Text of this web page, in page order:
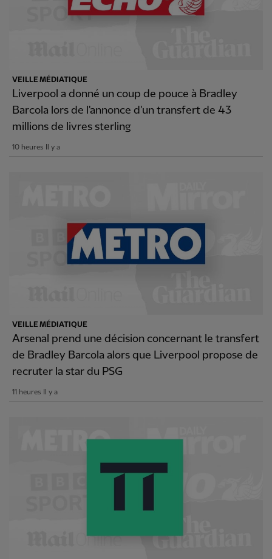
VEILLE MÉDIATIQUE
Liverpool a donné un coup de pouce à Bradley
Barcola lors de l'annonce d'un transfert de 43
millions de livres sterling
10 heures Il y a
VEILLE MÉDIATIQUE
Arsenal prend une décision concernant le transfert
de Bradley Barcola alors que Liverpool propose de
recruter la star du PSG
11 heures Il y a